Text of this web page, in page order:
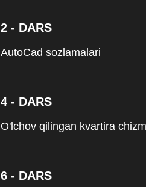
2 - DARS
AutoCad sozlamalari
4 - DARS
O'lchov qilingan kvartira
6 - DARS